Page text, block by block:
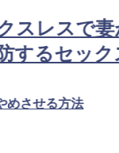
スレスで
するセック
めさせる方法